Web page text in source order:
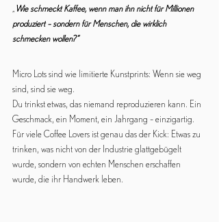
„ Wie schmeckt Kaffee, wenn man ihn nicht für Millionen
produziert – sondern für Menschen, die wirklich
schmecken wollen?“
Micro Lots sind wie limitierte Kunstprints: Wenn sie weg
sind, sind sie weg.
Du trinkst etwas, das niemand reproduzieren kann. Ein
Geschmack, ein Moment, ein Jahrgang – einzigartig.
Für viele Coffee Lovers ist genau das der Kick: Etwas zu
trinken, was nicht von der Industrie glattgebügelt
wurde, sondern von echten Menschen erschaffen
wurde, die ihr Handwerk leben.